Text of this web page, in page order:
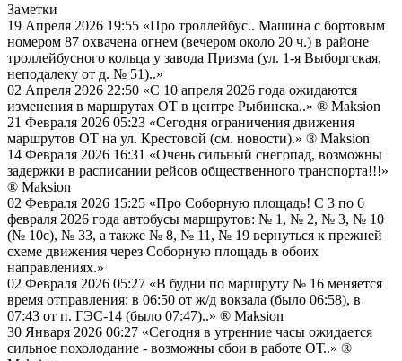
Заметки
19 Апреля 2026 19:55 «Про троллейбус.. Машина с бортовым
номером 87 охвачена огнем (вечером около 20 ч.) в районе
троллейбусного кольца у завода Призма (ул. 1-я Выборгская,
неподалеку от д. № 51)..»
02 Апреля 2026 22:50 «С 10 апреля 2026 года ожидаются
изменения в маршрутах ОТ в центре Рыбинска..» ® Maksion
21 Февраля 2026 05:23 «Сегодня ограничения движения
маршрутов ОТ на ул. Крестовой (см. новости).» ® Maksion
14 Февраля 2026 16:31 «Очень сильный снегопад, возможны
задержки в расписании рейсов общественного транспорта!!!»
® Maksion
02 Февраля 2026 15:25 «Про Соборную площадь! С 3 по 6
февраля 2026 года автобусы маршрутов: № 1, № 2, № 3, № 10
(№ 10с), № 33, а также № 8, № 11, № 19 вернуться к прежней
схеме движения через Соборную площадь в обоих
направлениях.»
02 Февраля 2026 05:27 «В будни по маршруту № 16 меняется
время отправления: в 06:50 от ж/д вокзала (было 06:58), в
07:43 от п. ГЭС-14 (было 07:47)..» ® Maksion
30 Января 2026 06:27 «Сегодня в утренние часы ожидается
сильное похолодание - возможны сбои в работе ОТ..» ®